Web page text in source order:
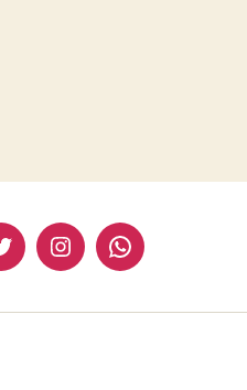
twitter:halityesil
instagram:halityesil
whatsapp:0545
82